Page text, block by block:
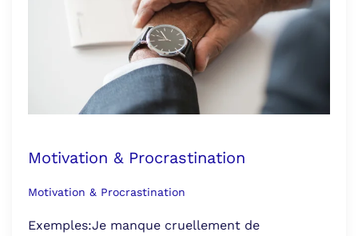
Motivation & Procrastination
Motivation & Procrastination
Exemples:Je manque cruellement de